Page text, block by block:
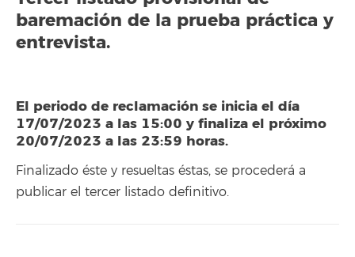
baremación de la prueba práctica y
entrevista.
El periodo de reclamación se inicia el día
17/07/2023 a las 15:00 y finaliza el próximo
20/07/2023 a las 23:59 horas.
Finalizado éste y resueltas éstas, se procederá a
publicar el tercer listado definitivo.